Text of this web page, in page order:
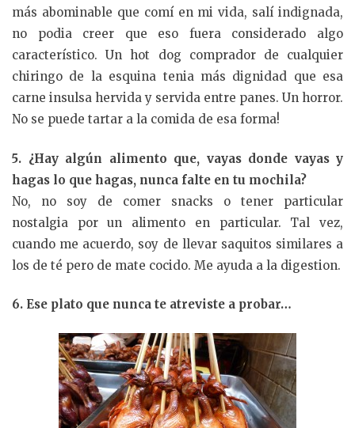
más abominable que comí en mi vida, salí indignada,
no podia creer que eso fuera considerado algo
característico. Un hot dog comprador de cualquier
chiringo de la esquina tenia más dignidad que esa
carne insulsa hervida y servida entre panes. Un horror.
No se puede tartar a la comida de esa forma!
5. ¿Hay algún alimento que, vayas donde vayas y
hagas lo que hagas, nunca falte en tu mochila?
No, no soy de comer snacks o tener particular
nostalgia por un alimento en particular. Tal vez,
cuando me acuerdo, soy de llevar saquitos similares a
los de té pero de mate cocido. Me ayuda a la digestion.
6. Ese plato que nunca te atreviste a probar…